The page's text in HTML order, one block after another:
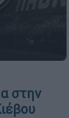
στην